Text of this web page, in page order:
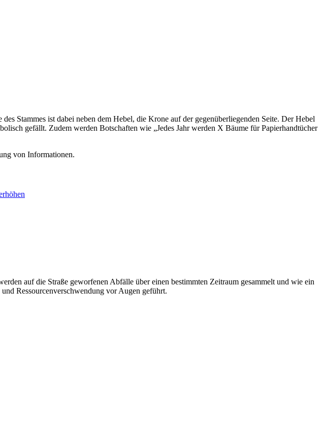
Stammes ist dabei neben dem Hebel, die Krone auf der gegenüberliegenden Seite. Der Hebel
gefällt. Zudem werden Botschaften wie „Jedes Jahr werden X Bäume für Papierhandtücher
von Informationen.
auf die Straße geworfenen Abfälle über einen bestimmten Zeitraum gesammelt und wie ein
Ressourcenverschwendung vor Augen geführt.